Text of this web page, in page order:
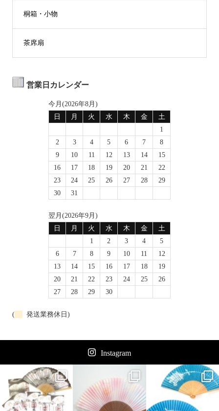
桐箱・小物
茶席扇
営業日カレンダー
今月(2026年8月)
日
月 火 水 木 金
土
1
2
3 4 5 6 7
8
9
10 11 12 13 14
15
16
17 18 19 20 21
22
23
24 25 26 27 28
29
30
31
翌月(2026年9月)
日
月 火 水 木 金
土
1
2 3 4
5
6
7 8 9 10 11
12
13
14 15 16 17 18
19
20
21 22 23 24 25
26
27
28 29 30
( 発送業務休日)
Instagram